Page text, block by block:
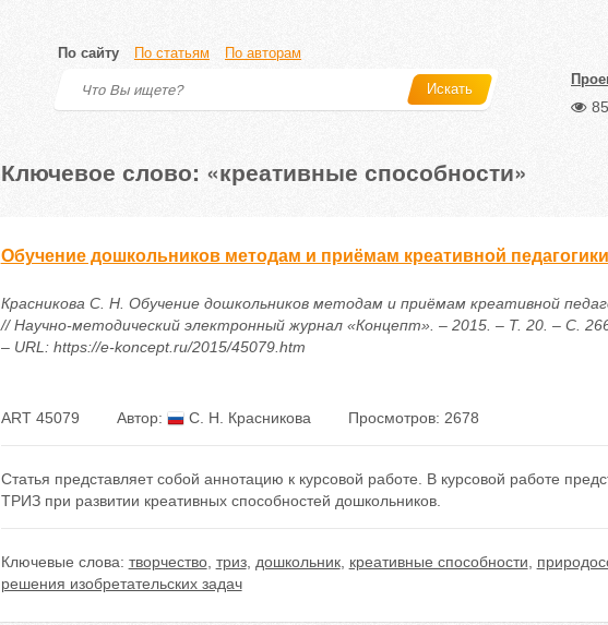
По сайту По статьям По авторам
Искать
Ключевое слово: «креативные способности»
Обучение дошкольников методам и приёмам креативной педагогики
Красникова С. Н. Обучение дошкольников методам и приёмам креативной
// Научно-методический электронный журнал «Концепт». – 2015. – Т. 20. – С.
– URL: https://e-koncept.ru/2015/45079.htm
ART 45079 Автор: С. Н. Красникова Просмотров: 2678
Статья представляет собой аннотацию к курсовой работе. В курсовой работе
ТРИЗ при развитии креативных способностей дошкольников.
Ключевые слова: творчество, триз, дошкольник, креативные способности
решения изобретательских задач